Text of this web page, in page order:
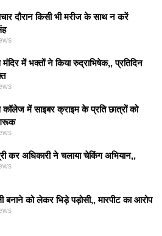
दौरान किसी भी मरीज के साथ न करें
में भक्तों ने किया रुद्राभिषेक,, प्रतिदिन
में साइबर क्राइम के प्रति छात्रों को
कर अधिकारी ने चलाया चेकिंग अभियान,,
बनाने को लेकर भिड़े पड़ोसी,, मारपीट का आरोप